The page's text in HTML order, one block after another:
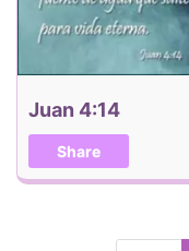
Juan 4:14
Share